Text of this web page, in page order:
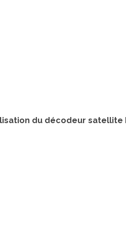
du décodeur satellite